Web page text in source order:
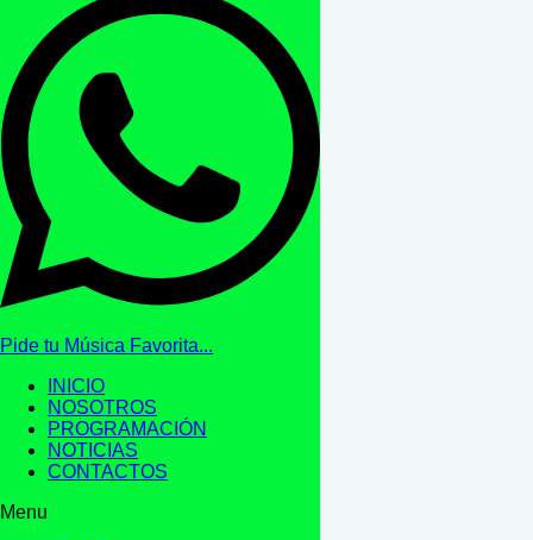
Pide tu Música Favorita...
INICIO
NOSOTROS
PROGRAMACIÓN
NOTICIAS
CONTACTOS
Menu